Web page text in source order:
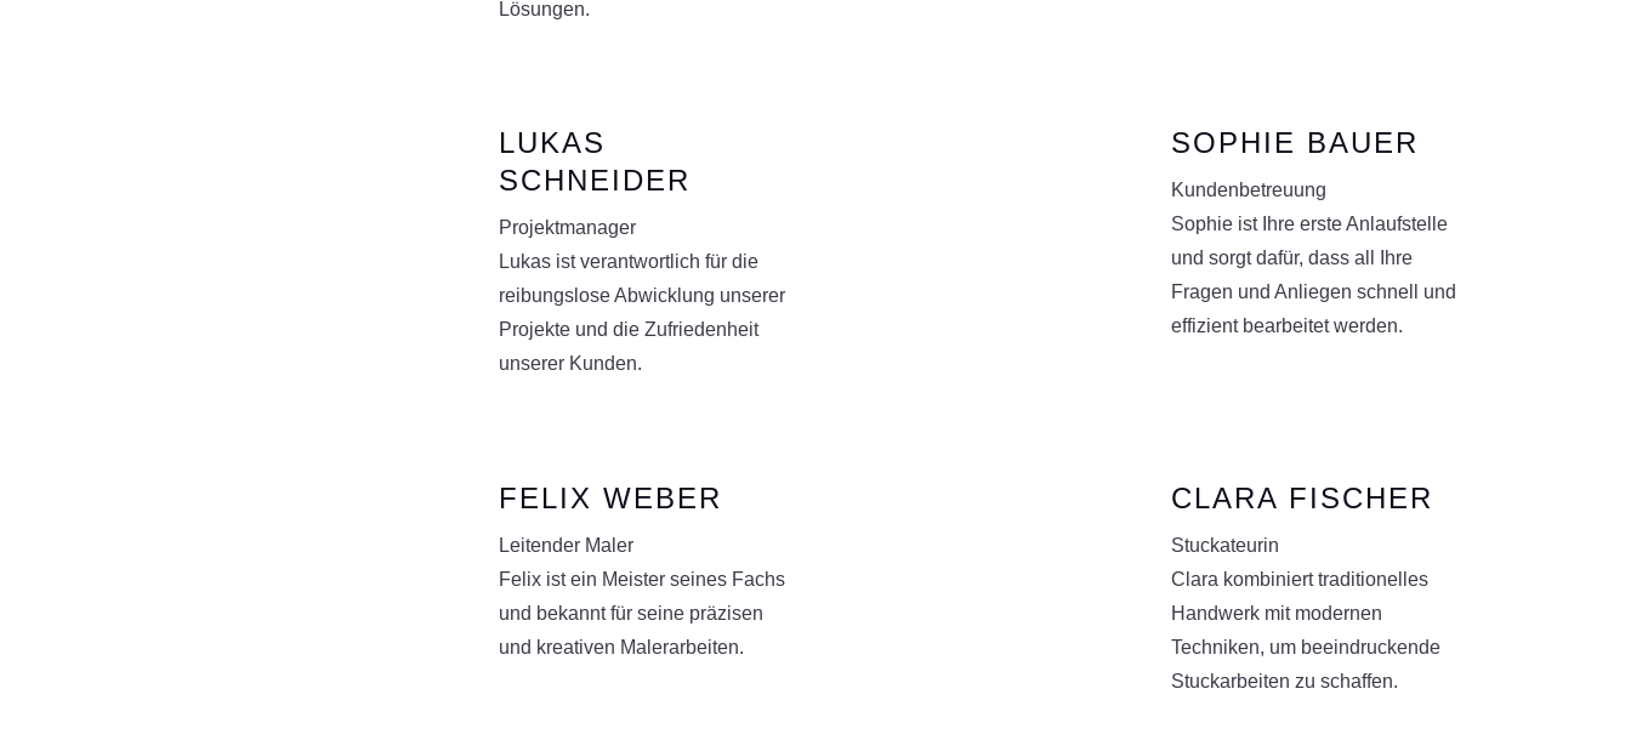
Lösungen.
LUKAS
SCHNEIDER
Projektmanager
Lukas ist verantwortlich für die
reibungslose Abwicklung unserer
Projekte und die Zufriedenheit
unserer Kunden.
SOPHIE BAUER
Kundenbetreuung
Sophie ist Ihre erste Anlaufstelle
und sorgt dafür, dass all Ihre
Fragen und Anliegen schnell und
effizient bearbeitet werden.
FELIX WEBER
Leitender Maler
Felix ist ein Meister seines Fachs
und bekannt für seine präzisen
und kreativen Malerarbeiten.
CLARA FISCHER
Stuckateurin
Clara kombiniert traditionelles
Handwerk mit modernen
Techniken, um beeindruckende
Stuckarbeiten zu schaffen.